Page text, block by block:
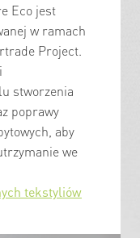
Eco jest
w ramach
Project.
stworzenia
poprawy
aby
we
tekstyliów